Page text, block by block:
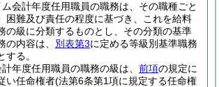
会計年度任用職員の職務は、その職種ごと
困難及び責任の程度に基づき、これを給料
の級に分類するものとし、その分類の基準
の内容は、 別表第3に定める等級別基準職務
する。
年度任用職員の職務の級は、 前項の規定に
い任命権者(法第6条第1項に規定する任命権